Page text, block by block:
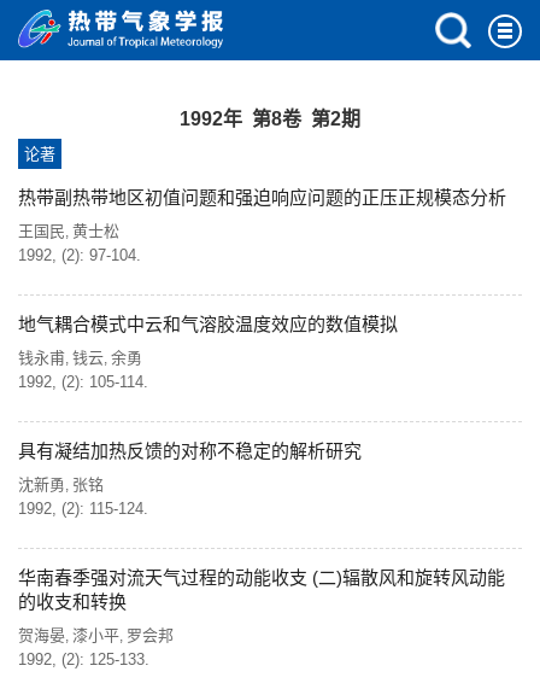
1992年 第8卷 第2期
论著
热带副热带地区初值问题和强迫响应问题的正压正规模态分析
王国民, 黄士松
1992, (2): 97-104.
地气耦合模式中云和气溶胶温度效应的数值模拟
钱永甫, 钱云, 余勇
1992, (2): 105-114.
具有凝结加热反馈的对称不稳定的解析研究
沈新勇, 张铭
1992, (2): 115-124.
华南春季强对流天气过程的动能收支 (二)辐散风和旋转风动能
的收支和转换
贺海晏, 漆小平, 罗会邦
1992, (2): 125-133.